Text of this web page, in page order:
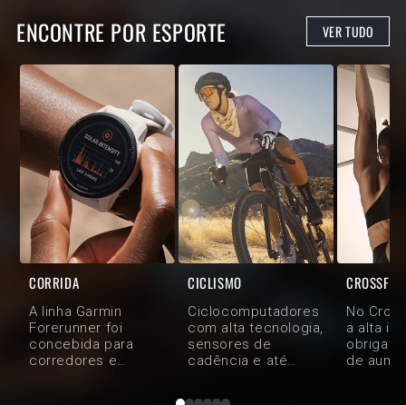
ENCONTRE POR ESPORTE VER TUDO
CORRIDA
A linha Garmin
Forerunner foi
concebida para
corredores e
CICLISMO
Ciclocomputadores
com alta tecnologia,
sensores de
cadência e até
CROSSFIT
No
a alta
obrigatório.
de